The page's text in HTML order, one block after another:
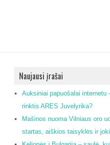
Naujausi įrašai
Auksiniai papuošalai internetu
rinktis ARES Juvelyrika?
Mašinos nuoma Vilniaus oro
startas, aiškios taisyklės ir